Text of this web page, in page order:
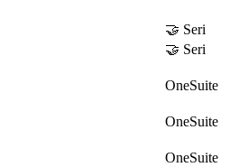
🤝 Seri
🤝 Seri
OneSuite
OneSuite
OneSuite